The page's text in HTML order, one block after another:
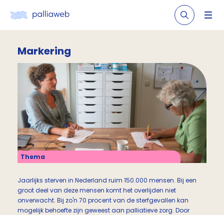
Markering
Thema
Jaarlijks sterven in Nederland ruim 150.000 mensen. Bij een
groot deel van deze mensen komt het overlijden niet
onverwacht. Bij zo'n 70 procent van de sterfgevallen kan
mogelijk behoefte zijn geweest aan palliatieve zorg. Door